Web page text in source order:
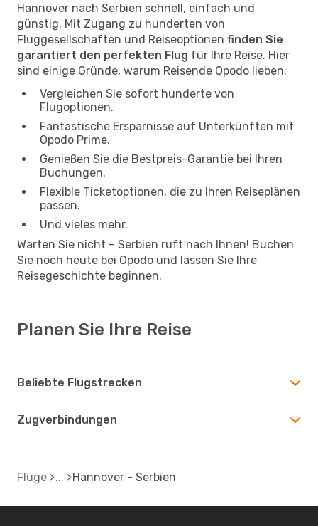
Hannover nach Serbien schnell, einfach und
günstig. Mit Zugang zu hunderten von
Fluggesellschaften und Reiseoptionen finden Sie
garantiert den perfekten Flug für Ihre Reise. Hier
sind einige Gründe, warum Reisende Opodo lieben:
Vergleichen Sie sofort hunderte von
Flugoptionen.
Fantastische Ersparnisse auf Unterkünften mit
Opodo Prime.
Genießen Sie die Bestpreis-Garantie bei Ihren
Buchungen.
Flexible Ticketoptionen, die zu Ihren Reiseplänen
passen.
Und vieles mehr.
Warten Sie nicht – Serbien ruft nach Ihnen! Buchen
Sie noch heute bei Opodo und lassen Sie Ihre
Reisegeschichte beginnen.
Planen Sie Ihre Reise
Beliebte Flugstrecken
Zugverbindungen
Flüge Hannover - Serbien